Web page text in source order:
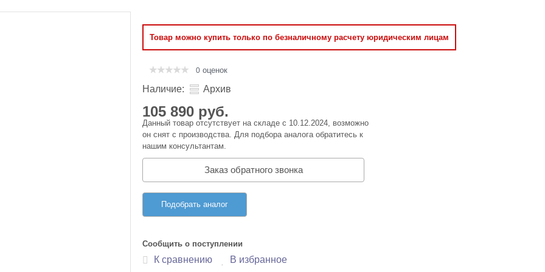
Товар можно купить только по безналичному расчету юридическим лицам
0 оценок
Наличие: Архив
105 890 руб.
Данный товар отсутствует на складе с 10.12.2024, возможно
он снят с производства. Для подбора аналога обратитесь к
нашим консультантам.
Заказ обратного звонка
Подобрать аналог
Сообщить о поступлении
К сравнению В избранное
память